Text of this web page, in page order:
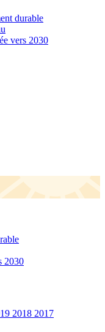
durable
vers 2030
2030
2018 2017